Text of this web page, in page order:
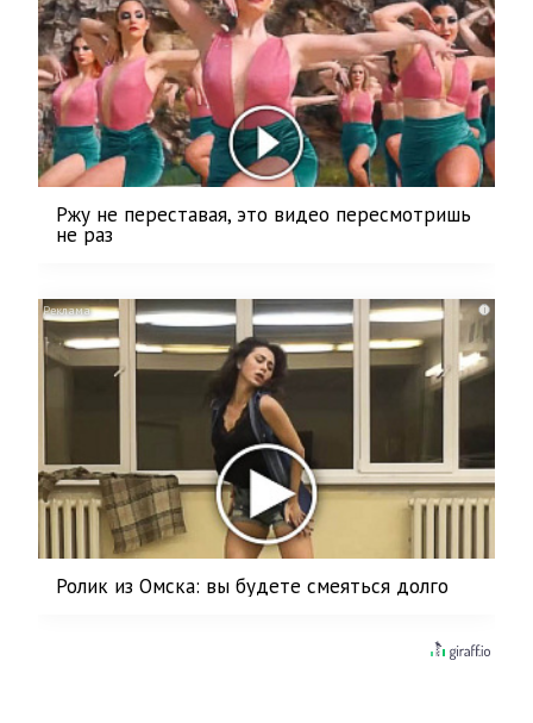
Ржу не переставая, это видео пересмотришь
не раз
i
Ролик из Омска: вы будете смеяться долго